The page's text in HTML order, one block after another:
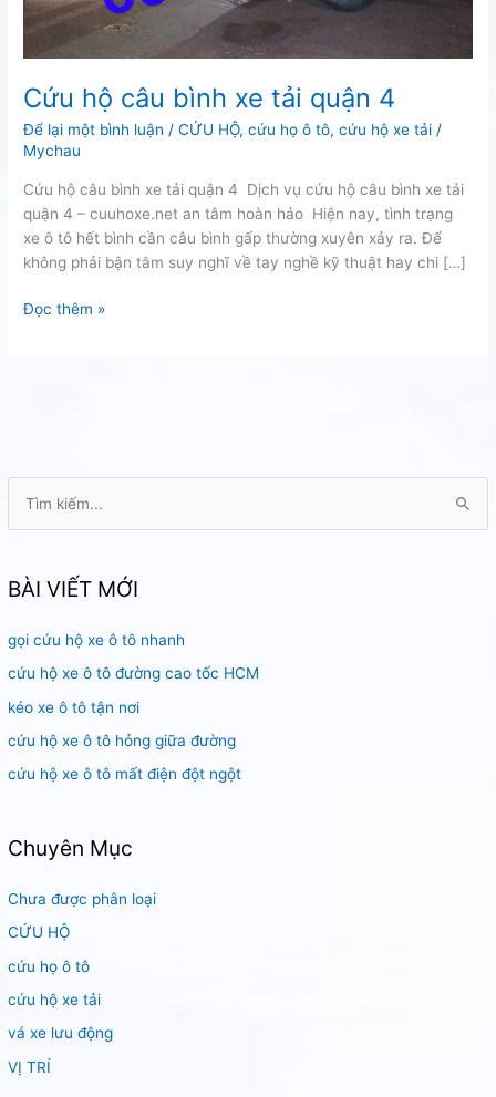
k
ế
m
:
BÀI VIẾT MỚI
gọi cứu hộ xe ô tô nhanh
cứu hộ xe ô tô đường cao tốc HCM
kéo xe ô tô tận nơi
cứu hộ xe ô tô hỏng giữa đường
cứu hộ xe ô tô mất điện đột ngột
Chuyên Mục
Chưa được phân loại
CỨU HỘ
cứu họ ô tô
cứu hộ xe tải
vá xe lưu động
VỊ TRÍ
Cứu hộ câu bình xe tải quận 4
Để lại một bình luận /CỨU HỘ,cứu họ ô tô,cứu hộ xe tải /
Mychau
Cứu hộ câu bình xe tải quận 4 Dịch vụ cứu hộ câu bình xe tải
quận 4 – cuuhoxe.net an tâm hoàn hảo Hiện nay, tình trạng
xe ô tô hết bình cần câu bình gấp thường xuyên xảy ra. Để
không phải bận tâm suy nghĩ về tay nghề kỹ thuật hay chi […]
Cứu
4
Đọc thêm »